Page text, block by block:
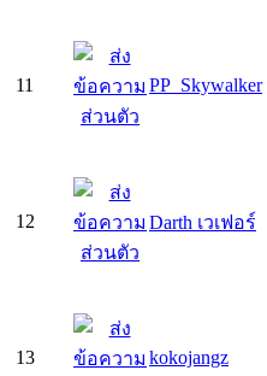
11 PP_Skywalker
12 Darth เวเฟอร์
13 kokojangz